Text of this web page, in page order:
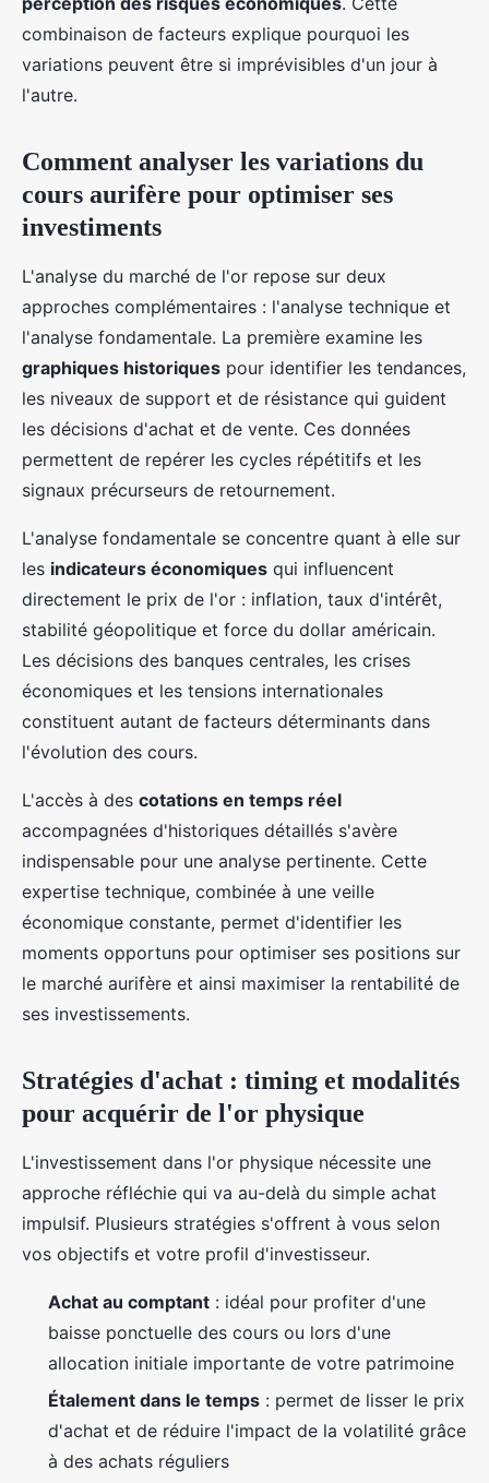
combinaison de facteurs explique pourquoi les
variations peuvent être si imprévisibles d'un jour à
l'autre.
Comment analyser les variations du
cours aurifère pour optimiser ses
investiments
L'analyse du marché de l'or repose sur deux
approches complémentaires : l'analyse technique et
l'analyse fondamentale. La première examine les
graphiques historiques pour identifier les tendances,
les niveaux de support et de résistance qui guident
les décisions d'achat et de vente. Ces données
permettent de repérer les cycles répétitifs et les
signaux précurseurs de retournement.
L'analyse fondamentale se concentre quant à elle sur
les indicateurs économiques qui influencent
directement le prix de l'or : inflation, taux d'intérêt,
stabilité géopolitique et force du dollar américain.
Les décisions des banques centrales, les crises
économiques et les tensions internationales
constituent autant de facteurs déterminants dans
l'évolution des cours.
L'accès à des cotations en temps réel
accompagnées d'historiques détaillés s'avère
indispensable pour une analyse pertinente. Cette
expertise technique, combinée à une veille
économique constante, permet d'identifier les
moments opportuns pour optimiser ses positions sur
le marché aurifère et ainsi maximiser la rentabilité de
ses investissements.
Stratégies d'achat : timing et modalités
pour acquérir de l'or physique
L'investissement dans l'or physique nécessite une
approche réfléchie qui va au-delà du simple achat
impulsif. Plusieurs stratégies s'offrent à vous selon
vos objectifs et votre profil d'investisseur.
Achat au comptant : idéal pour profiter d'une
baisse ponctuelle des cours ou lors d'une
allocation initiale importante de votre patrimoine
Étalement dans le temps : permet de lisser le prix
d'achat et de réduire l'impact de la volatilité grâce
à des achats réguliers